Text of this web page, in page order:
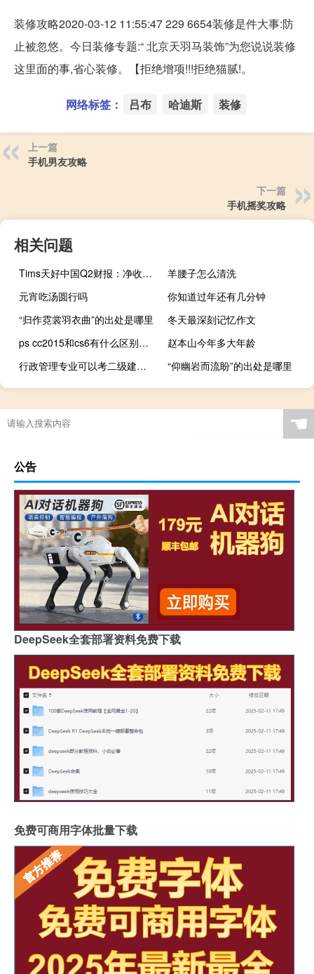
装修攻略2020-03-12 11:55:47 229 6654装修是件大事:防
止被忽悠。今日装修专题:“ 北京天羽马装饰”为您说说装修
这里面的事,省心装修。【拒绝增项!!!拒绝猫腻!。
网络标签： 吕布 哈迪斯 装修
上一篇
手机男友攻略
下一篇
手机摇奖攻略
相关问题
Tims天好中国Q2财报：净收入4.117亿元同比增长129.7%
羊腰子怎么清洗
元宵吃汤圆行吗
你知道过年还有几分钟
“归作霓裳羽衣曲”的出处是哪里
冬天最深刻记忆作文
ps cc2015和cs6有什么区别（ps cc2015）
赵本山今年多大年龄
行政管理专业可以考二级建造师吗
“仰幽岩而流盼”的出处是哪里
☚
公告
DeepSeek全套部署资料免费下载
免费可商用字体批量下载